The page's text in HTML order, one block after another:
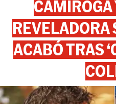
CAMIROGA
REVELADORA
ACABÓ TRAS